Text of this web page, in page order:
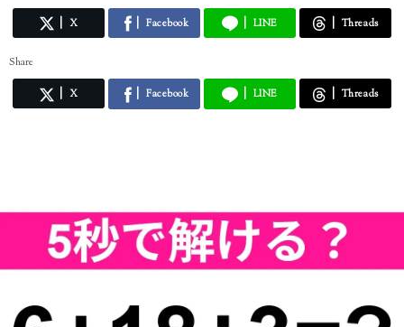
X Facebook LINE Threads
Share
X Facebook LINE Threads